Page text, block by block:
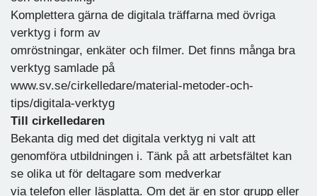
Komplettera gärna de digitala träffarna med övriga
verktyg i form av
omröstningar, enkäter och filmer. Det finns många bra
verktyg samlade på
www.sv.se/cirkelledare/material-metoder-och-
tips/digitala-verktyg
Till cirkelledaren
Bekanta dig med det digitala verktyg ni valt att
genomföra utbildningen i. Tänk på att arbetsfältet kan
se olika ut för deltagare som medverkar
via telefon eller läsplatta. Om det är en stor grupp eller